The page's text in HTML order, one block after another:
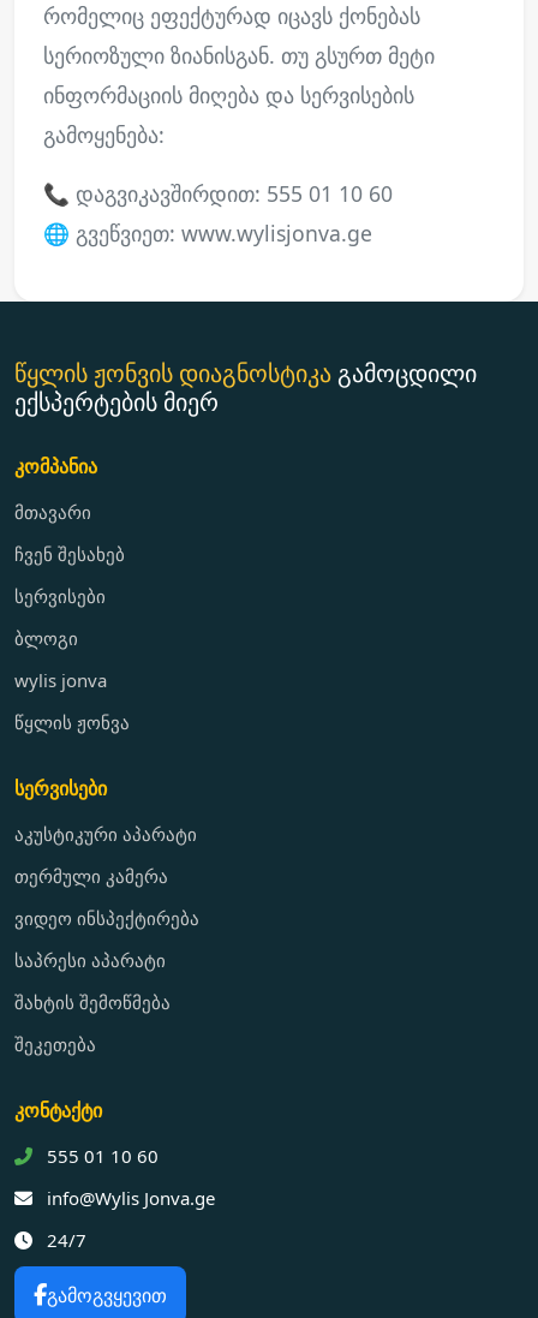
რომელიც ეფექტურად იცავს ქონებას
სერიოზული ზიანისგან. თუ გსურთ მეტი
ინფორმაციის მიღება და სერვისების
გამოყენება:
📞 დაგვიკავშირდით: 555 01 10 60
🌐 გვეწვიეთ: www.wylisjonva.ge
წყლის ჟონვის დიაგნოსტიკაგამოცდილი
ექსპერტების მიერ
კომპანია
მთავარი
ჩვენ შესახებ
სერვისები
ბლოგი
wylis jonva
წყლის ჟონვა
სერვისები
აკუსტიკური აპარატი
თერმული კამერა
ვიდეო ინსპექტირება
საპრესი აპარატი
შახტის შემოწმება
შეკეთება
კონტაქტი
555 01 10 60
info@Wylis Jonva.ge
24/7
გამოგვყევით